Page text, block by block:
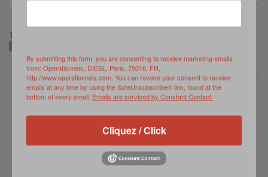
TAGS:
NEXT POST
Eurosatory 2024:
Meet the EC
Compliance Team
PREVIOUS POST
Lithuanian Security
or the Need to be
Sheltered Against
By submitting this form, you are consenting to receive marketing emails
from: Operationnels, DIESL, Paris, 75016, FR,
http://www.operationnels.com. You can revoke your consent to receive
emails at any time by using the SafeUnsubscribe® link, found at the
bottom of every email. Emails are serviced by Constant Contact.
Cliquez / Click